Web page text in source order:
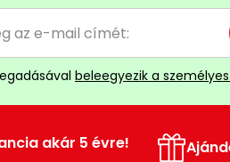
beleegyezik a
akár 5 évre!